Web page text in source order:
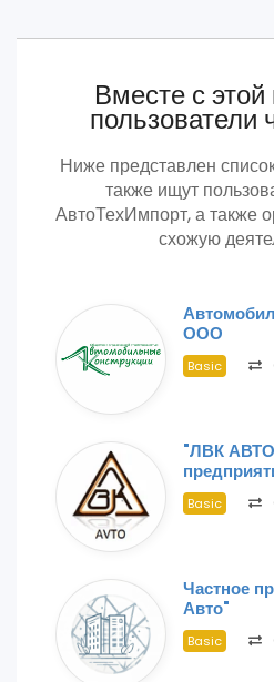
Вместе с
пользователи
Ниже представлен
также ищут
АвтоТехИмпорт, а также
схожую
ООО
Basic
"ЛВК
Basic
Частное
Авто"
Basic